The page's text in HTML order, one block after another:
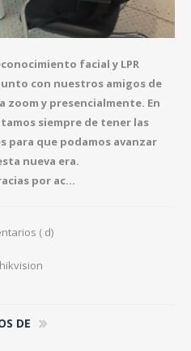
facial y LPR
con nuestros amigos de
zoom y presencialmente. En
siempre de tener las
para que podamos avanzar
nueva era.
por ac...
( d)
hikvision
DE